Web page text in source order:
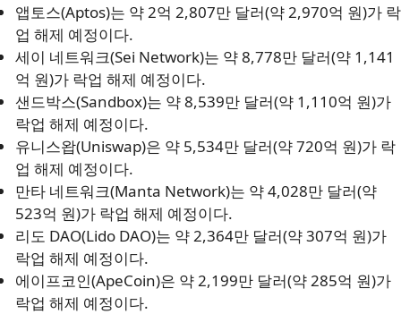
앱토스(Aptos)는 약 2억 2,807만 달러(약 2,970억 원)가 락
업 해제 예정이다.
세이 네트워크(Sei Network)는 약 8,778만 달러(약 1,141
억 원)가 락업 해제 예정이다.
샌드박스(Sandbox)는 약 8,539만 달러(약 1,110억 원)가
락업 해제 예정이다.
유니스왑(Uniswap)은 약 5,534만 달러(약 720억 원)가 락
업 해제 예정이다.
만타 네트워크(Manta Network)는 약 4,028만 달러(약
523억 원)가 락업 해제 예정이다.
리도 DAO(Lido DAO)는 약 2,364만 달러(약 307억 원)가
락업 해제 예정이다.
에이프코인(ApeCoin)은 약 2,199만 달러(약 285억 원)가
락업 해제 예정이다.